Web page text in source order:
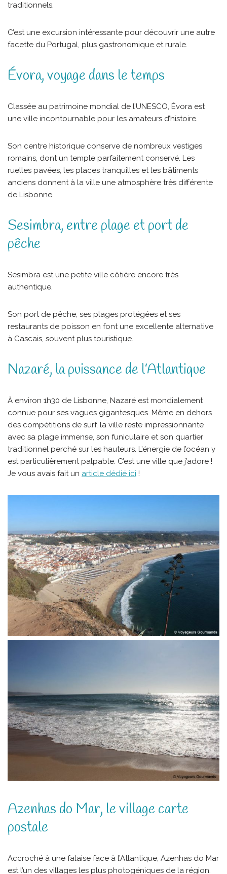
traditionnels.
C’est une excursion intéressante pour découvrir une autre
facette du Portugal, plus gastronomique et rurale.
Évora, voyage dans le temps
Classée au patrimoine mondial de l’UNESCO, Évora est
une ville incontournable pour les amateurs d’histoire.
Son centre historique conserve de nombreux vestiges
romains, dont un temple parfaitement conservé. Les
ruelles pavées, les places tranquilles et les bâtiments
anciens donnent à la ville une atmosphère très différente
de Lisbonne.
Sesimbra, entre plage et port de
pêche
Sesimbra est une petite ville côtière encore très
authentique.
Son port de pêche, ses plages protégées et ses
restaurants de poisson en font une excellente alternative
à Cascais, souvent plus touristique.
Nazaré, la puissance de l’Atlantique
À environ 1h30 de Lisbonne, Nazaré est mondialement
connue pour ses vagues gigantesques. Même en dehors
des compétitions de surf, la ville reste impressionnante
avec sa plage immense, son funiculaire et son quartier
traditionnel perché sur les hauteurs. L’énergie de l’océan y
est particulièrement palpable. C’est une ville que j’adore !
Je vous avais fait un article dédié ici !
Azenhas do Mar, le village carte
postale
Accroché à une falaise face à l’Atlantique, Azenhas do Mar
est l’un des villages les plus photogéniques de la région.